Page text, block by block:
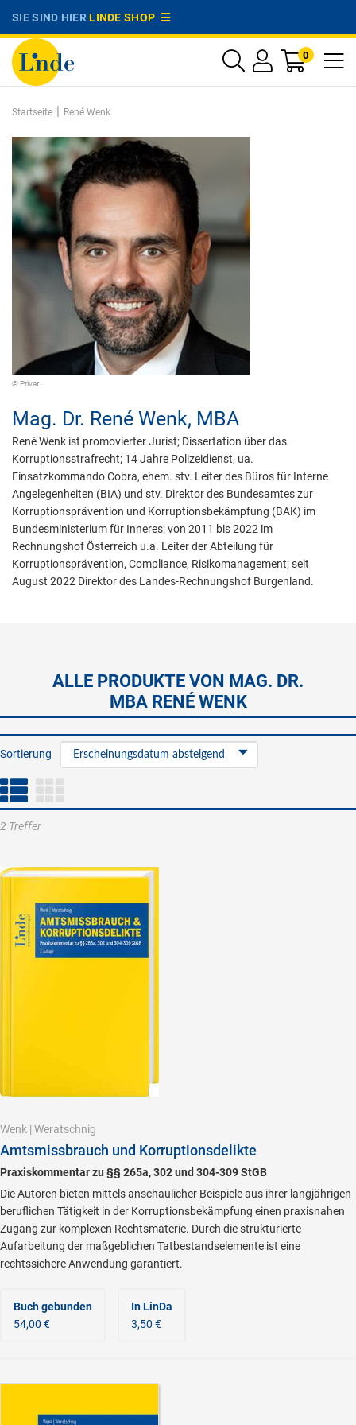
SIE SIND HIERLINDE SHOP
0
Startseite | René Wenk
© Privat
Mag. Dr. René Wenk, MBA
René Wenk ist promovierter Jurist; Dissertation über das
Korruptionsstrafrecht; 14 Jahre Polizeidienst, ua.
Einsatzkommando Cobra, ehem. stv. Leiter des Büros für Interne
Angelegenheiten (BIA) und stv. Direktor des Bundesamtes zur
Korruptionsprävention und Korruptionsbekämpfung (BAK) im
Bundesministerium für Inneres; von 2011 bis 2022 im
Rechnungshof Österreich u.a. Leiter der Abteilung für
Korruptionsprävention, Compliance, Risikomanagement; seit
August 2022 Direktor des Landes-Rechnungshof Burgenland.
ALLE PRODUKTE VON MAG. DR.
MBA RENÉ WENK
Sortierung Erscheinungsdatum absteigend
2 Treffer
Wenk | Weratschnig
Amtsmissbrauch und Korruptionsdelikte
Praxiskommentar zu §§ 265a, 302 und 304-309 StGB
Die Autoren bieten mittels anschaulicher Beispiele aus ihrer langjährigen
beruflichen Tätigkeit in der Korruptionsbekämpfung einen praxisnahen
Zugang zur komplexen Rechtsmaterie. Durch die strukturierte
Aufarbeitung der maßgeblichen Tatbestandselemente ist eine
rechtssichere Anwendung garantiert.
Buch gebunden
54,00 €
In LinDa
3,50 €